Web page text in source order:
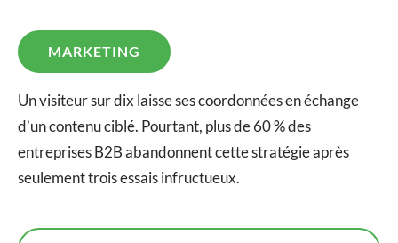
MARKETING
Un visiteur sur dix laisse ses coordonnées en échange
d’un contenu ciblé. Pourtant, plus de 60 % des
entreprises B2B abandonnent cette stratégie après
seulement trois essais infructueux.